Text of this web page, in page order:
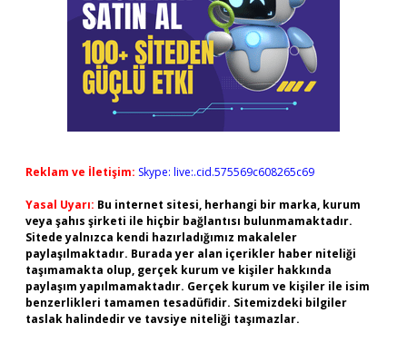
Reklam ve İletişim: Skype: live:.cid.575569c608265c69
Yasal Uyarı: Bu internet sitesi, herhangi bir marka, kurum
veya şahıs şirketi ile hiçbir bağlantısı bulunmamaktadır.
Sitede yalnızca kendi hazırladığımız makaleler
paylaşılmaktadır. Burada yer alan içerikler haber niteliği
taşımamakta olup, gerçek kurum ve kişiler hakkında
paylaşım yapılmamaktadır. Gerçek kurum ve kişiler ile isim
benzerlikleri tamamen tesadüfidir. Sitemizdeki bilgiler
taslak halindedir ve tavsiye niteliği taşımazlar.